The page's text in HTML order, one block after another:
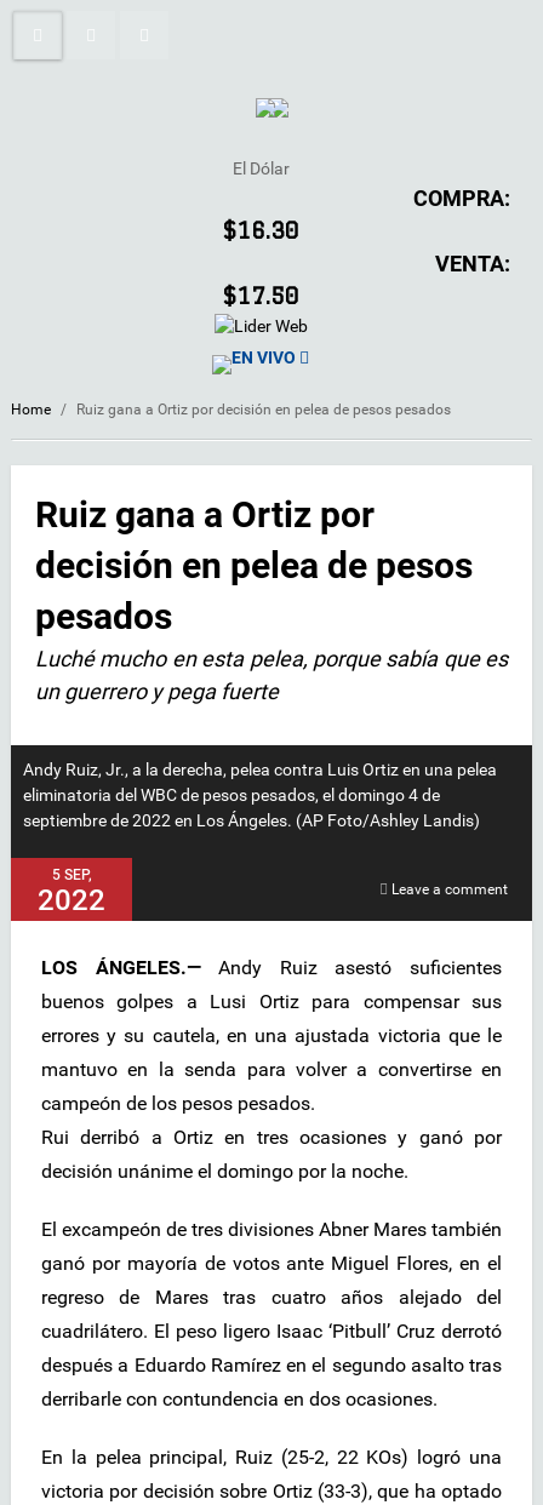
El Dólar
COMPRA:
$16.30
VENTA:
$17.50
EN VIVO
Home / Ruiz gana a Ortiz por decisión en pelea de pesos pesados
Ruiz gana a Ortiz por
decisión en pelea de pesos
pesados
Luché mucho en esta pelea, porque sabía que es
un guerrero y pega fuerte
Andy Ruiz, Jr., a la derecha, pelea contra Luis Ortiz en una pelea
eliminatoria del WBC de pesos pesados, el domingo 4 de
septiembre de 2022 en Los Ángeles. (AP Foto/Ashley Landis)
5 SEP,
2022 Leave a comment
LOS ÁNGELES.—Andy Ruiz asestó suficientes
buenos golpes a Lusi Ortiz para compensar sus
errores y su cautela, en una ajustada victoria que le
mantuvo en la senda para volver a convertirse en
campeón de los pesos pesados.
Rui derribó a Ortiz en tres ocasiones y ganó por
decisión unánime el domingo por la noche.
El excampeón de tres divisiones Abner Mares también
ganó por mayoría de votos ante Miguel Flores, en el
regreso de Mares tras cuatro años alejado del
cuadrilátero. El peso ligero Isaac ‘Pitbull’ Cruz derrotó
después a Eduardo Ramírez en el segundo asalto tras
derribarle con contundencia en dos ocasiones.
En la pelea principal, Ruiz (25-2, 22 KOs) logró una
victoria por decisión sobre Ortiz (33-3), que ha optado